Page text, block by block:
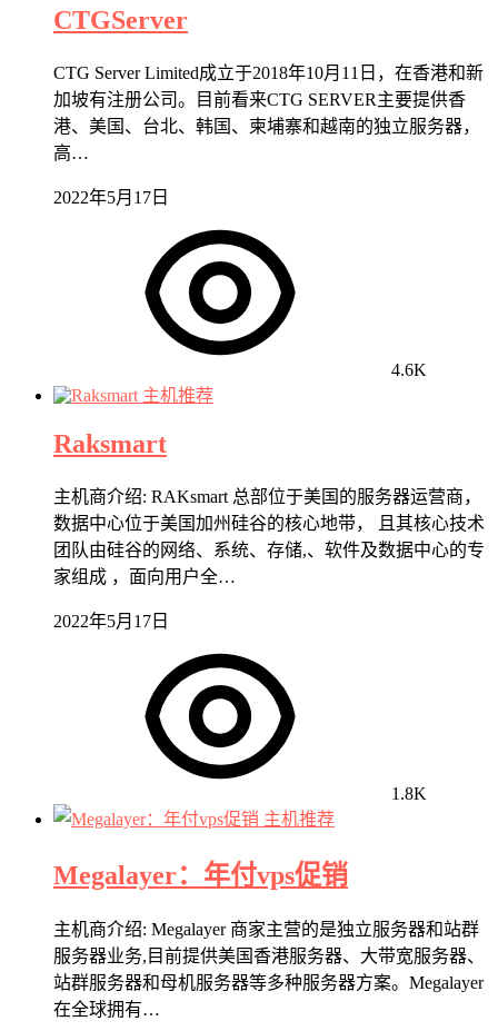
CTGServer
CTG Server Limited成立于2018年10月11日，在香港和新
加坡有注册公司。目前看来CTG SERVER主要提供香
港、美国、台北、韩国、柬埔寨和越南的独立服务器，
高…
2022年5月17日
4.6K
主机推荐
Raksmart
主机商介绍: RAKsmart 总部位于美国的服务器运营商，
数据中心位于美国加州硅谷的核心地带， 且其核心技术
团队由硅谷的网络、系统、存储,、软件及数据中心的专
家组成 ，面向用户全…
2022年5月17日
1.8K
主机推荐
Megalayer：年付vps促销
主机商介绍: Megalayer 商家主营的是独立服务器和站群
服务器业务,目前提供美国香港服务器、大带宽服务器、
站群服务器和母机服务器等多种服务器方案。Megalayer
在全球拥有…